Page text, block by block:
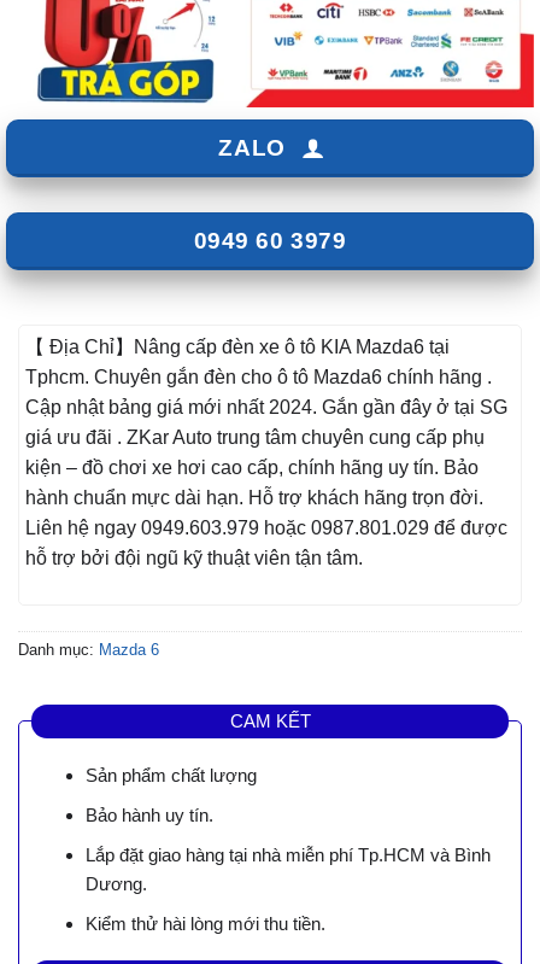
ZALO
0949 60 3979
【 Địa Chỉ】Nâng cấp đèn xe ô tô KIA Mazda6 tại
Tphcm. Chuyên gắn đèn cho ô tô Mazda6 chính hãng .
Cập nhật bảng giá mới nhất 2024. Gắn gần đây ở tại SG
giá ưu đãi . ZKar Auto trung tâm chuyên cung cấp phụ
kiện – đồ chơi xe hơi cao cấp, chính hãng uy tín. Bảo
hành chuẩn mực dài hạn. Hỗ trợ khách hãng trọn đời.
Liên hệ ngay 0949.603.979 hoặc 0987.801.029 để được
hỗ trợ bởi đội ngũ kỹ thuật viên tận tâm.
Danh mục: Mazda 6
CAM KẾT
Sản phẩm chất lượng
Bảo hành uy tín.
Lắp đặt giao hàng tại nhà miễn phí Tp.HCM và Bình
Dương.
Kiểm thử hài lòng mới thu tiền.